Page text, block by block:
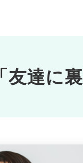
「友達に